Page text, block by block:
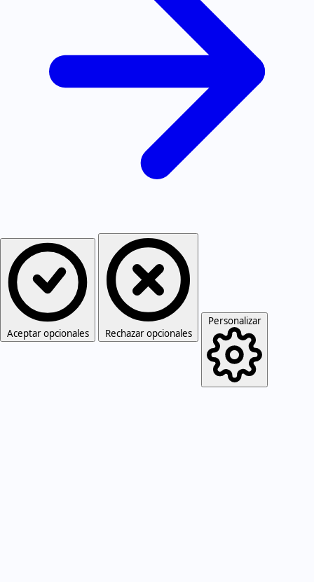
Aceptar opcionales Rechazar opcionales
Personalizar